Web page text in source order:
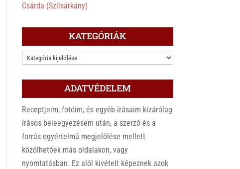
Csárda (Szilsárkány)
KATEGÓRIÁK
KATEGÓRIÁK
ADATVÉDELEM
Receptjeim, fotóim, és egyéb írásaim kizárólag
írásos beleegyezésem után, a szerző és a
forrás egyértelmű megjelölése mellett
közölhetőek más oldalakon, vagy
nyomtatásban. Ez alól kivételt képeznek azok